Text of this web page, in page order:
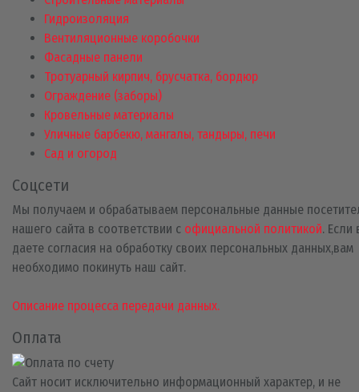
Гидроизоляция
Вентиляционные коробочки
Фасадные панели
Тротуарный кирпич, брусчатка, бордюр
Ограждение (заборы)
Кровельные материалы
Уличные барбекю, мангалы, тандыры, печи
Сад и огород
Соцсети
Мы получаем и обрабатываем персональные данные
нашего сайта в соответствии с официальной политикой. Если
даете согласия на обработку своих персональных данных,вам
необходимо покинуть наш сайт.
Описание процесса передачи данных.
Оплата
Сайт носит исключительно информационный характер, и не